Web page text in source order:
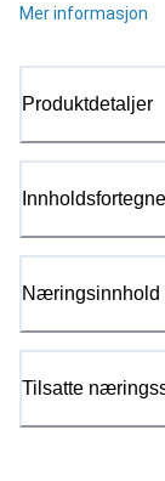
Mer informasjon
Produktdetaljer
Næringsinnhold
Tilsatte